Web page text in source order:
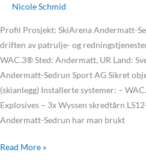
Nicole Schmid
Profil Prosjekt: SkiArena Andermatt-
driften av patrulje- og
WAC.3® Sted: Andermatt, UR Land:
Andermatt-Sedrun Sport AG Sikret
(skianlegg) Installerte systemer: –
Explosives – 3x Wyssen skredtårn
Andermatt-Sedrun har man brukt
Read More »